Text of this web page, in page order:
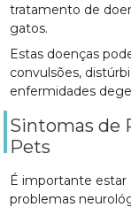
tratamento de
gatos.
Estas doenças
convulsões,
enfermidades
Sintomas de
Pets
É importante estar
problemas